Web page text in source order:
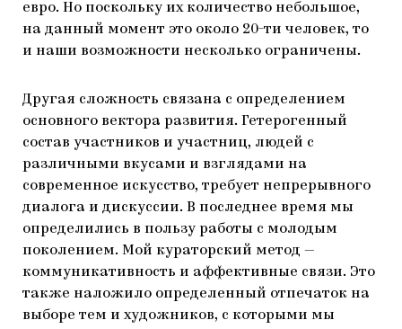
евро. Но поскольку их количество небольшое,
на данный момент это около 20-ти человек, то
и наши возможности несколько ограничены.
Другая сложность связана с определением
основного вектора развития. Гетерогенный
состав участников и участниц, людей с
различными вкусами и взглядами на
современное искусство, требует непрерывного
диалога и дискуссии. В последнее время мы
определились в пользу работы с молодым
поколением. Мой кураторский метод —
коммуникативность и аффективные связи. Это
также наложило определенный отпечаток на
выборе тем и художников, с которыми мы